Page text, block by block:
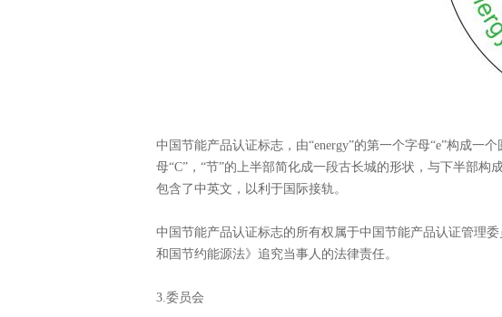
中国节能产品认证标志，由“energy”的第一个字母“e”构成一
母“C”，“节”的上半部简化成一段古长城的形状，与下半部构
包含了中英文，以利于国际接轨。
中国节能产品认证标志的所有权属于中国节能产品认证管理
和国节约能源法》追究当事人的法律责任。
3.委员会